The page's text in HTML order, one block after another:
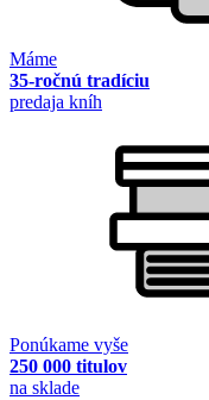
Máme
35-ročnú tradíciu
predaja kníh
Ponúkame vyše
250 000 titulov
na sklade